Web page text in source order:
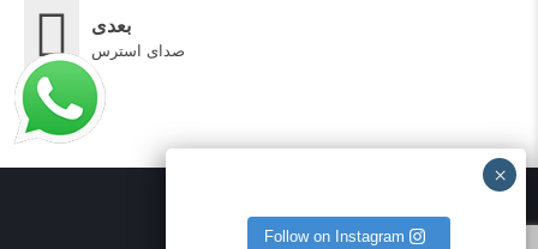
بعدی
صدای استرس
Follow on Instagram